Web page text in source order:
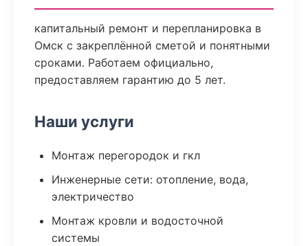
капитальный ремонт и перепланировка в
Омск с закреплённой сметой и понятными
сроками. Работаем официально,
предоставляем гарантию до 5 лет.
Наши услуги
Монтаж перегородок и гкл
Инженерные сети: отопление, вода,
электричество
Монтаж кровли и водосточной
системы